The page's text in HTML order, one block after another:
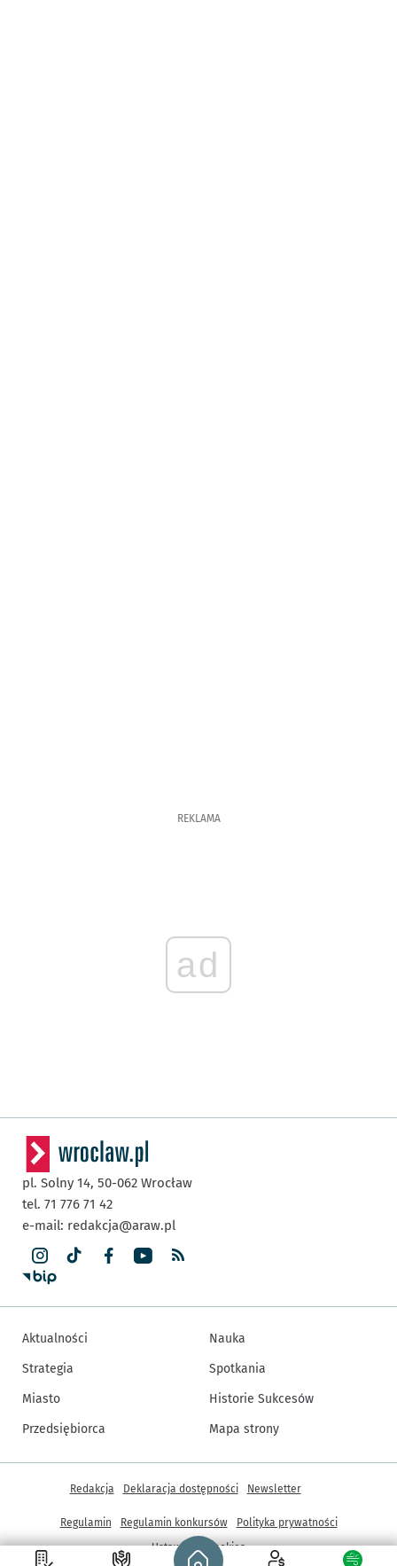
REKLAMA
ad
Strona główna - wroclaw.pl
pl. Solny 14, 50-062 Wrocław
tel. 71 776 71 42
e-mail: redakcja@araw.pl
Aktualności
Strategia
Miasto
Przedsiębiorca
Nauka
Spotkania
Historie Sukcesów
Mapa strony
Inne informacje
Redakcja Deklaracja dostępności Newsletter
Regulamin Regulamin konkursów
Polityka prywatności
Ustawienia cookies